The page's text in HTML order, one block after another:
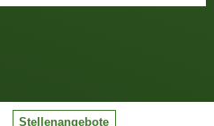
Stellenangebote